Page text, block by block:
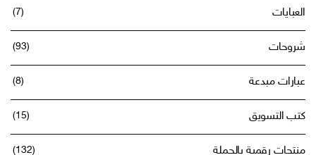
العبايات (7)
شروحات (93)
عبارات مبدعة (8)
كتب التسويق (15)
منتجات رقمية بالجملة (132)